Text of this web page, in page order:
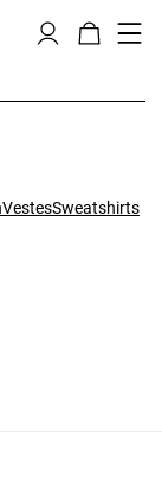
VestesSweatshirts